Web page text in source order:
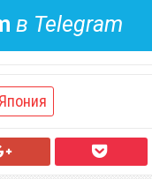
в Telegram
Япония